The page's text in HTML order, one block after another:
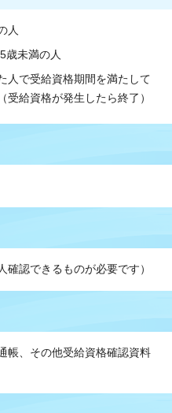
人
歳未満の人
人で受給資格期間を満たして
給資格が発生したら終了）
認できるものが必要です）
帳、その他受給資格確認資料